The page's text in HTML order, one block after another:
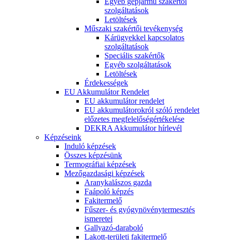
szolgáltatások
Letöltések
Műszaki szakértői tevékenység
Kárügyekkel kapcsolatos
szolgáltatások
Speciális szakértők
Egyéb szolgáltatások
Letöltések
Érdekességek
EU Akkumulátor Rendelet
EU akkumulátor rendelet
EU akkumulátorokról szóló rendelet
előzetes megfelelőségértékelése
DEKRA Akkumulátor hírlevél
Képzéseink
Induló képzések
Összes képzésünk
Termográfiai képzések
Mezőgazdasági képzések
Aranykalászos gazda
Faápoló képzés
Fakitermelő
Fűszer- és gyógynövénytermesztés
ismeretei
Gallyazó-daraboló
Lakott-területi fakitermelő